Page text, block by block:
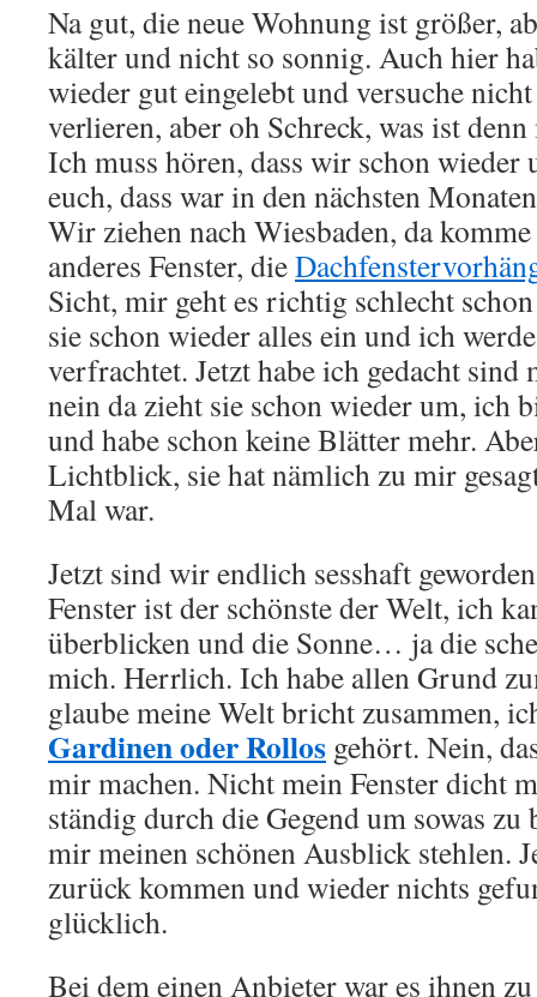
Na gut, die neue Wohnung ist größer,
kälter und nicht so sonnig. Auch hier
wieder gut eingelebt und versuche
verlieren, aber oh Schreck, was ist
Ich muss hören, dass wir schon wieder
euch, dass war in den nächsten
Wir ziehen nach Wiesbaden, da
anderes Fenster, die
Sicht, mir geht es richtig schlecht
sie schon wieder alles ein und ich
verfrachtet. Jetzt habe ich gedacht sind
nein da zieht sie schon wieder um, ich
und habe schon keine Blätter mehr.
Lichtblick, sie hat nämlich zu mir
Mal war.
Jetzt sind wir endlich sesshaft
Fenster ist der schönste der Welt, ich
überblicken und die Sonne… ja die
mich. Herrlich. Ich habe allen Grund
glaube meine Welt bricht zusammen,
Gardinen oder Rollos gehört. Nein,
mir machen. Nicht mein Fenster dicht
ständig durch die Gegend um sowas
mir meinen schönen Ausblick stehlen.
zurück kommen und wieder nichts
glücklich.
Bei dem einen Anbieter war es ihnen